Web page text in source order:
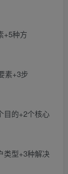
+5种方
素+3步
目的+2个核心
类型+3种解决